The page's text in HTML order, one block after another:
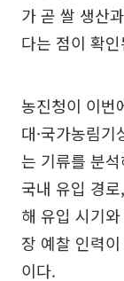
가 곧 쌀 생산
다는 점이 확
농진청이 이번
대·국가농림
는 기류를 분
국내 유입 경
해 유입 시기
장 예찰 인력
이다.